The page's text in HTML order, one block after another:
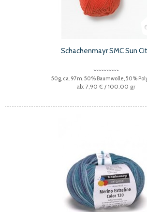
Schachenmayr SMC Sun
50g, ca. 97m, 50% Baumwolle, 50%
7,90 € / 100.00 gr